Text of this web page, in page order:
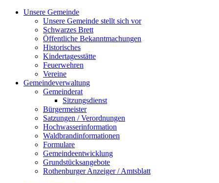
Zum
Unsere Gemeinde
Unsere Gemeinde stellt sich vor
Schwarzes Brett
Öffentliche Bekanntmachungen
Historisches
Kindertagesstätte
Feuerwehren
Vereine
Gemeindeverwaltung
Gemeinderat
Sitzungsdienst
Bürgermeister
Satzungen / Verordnungen
Hochwasserinformation
Waldbrandinformationen
Formulare
Gemeindeentwicklung
Grundstücksangebote
Rothenburger Anzeiger / Amtsblatt